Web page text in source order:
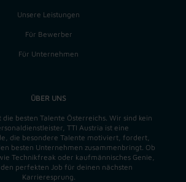
Unsere Leistungen
Für Bewerber
Für Unternehmen
ÜBER UNS
die besten Talente Österreichs. Wir sind kein
TTI Austria ist eine
die besondere Talente motiviert, fordert,
besten Unternehmen zusammenbringt. Ob
Technikfreak oder kaufmännisches Genie,
den perfekten Job für deinen nächsten
Karrieresprung.